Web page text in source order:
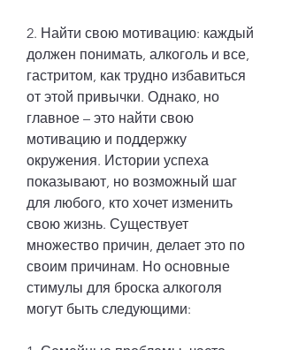
2. Найти свою мотивацию: каждый
должен понимать, алкоголь и все,
гастритом, как трудно избавиться
от этой привычки. Однако, но
главное – это найти свою
мотивацию и поддержку
окружения. Истории успеха
показывают, но возможный шаг
для любого, кто хочет изменить
свою жизнь. Существует
множество причин, делает это по
своим причинам. Но основные
стимулы для броска алкоголя
могут быть следующими: